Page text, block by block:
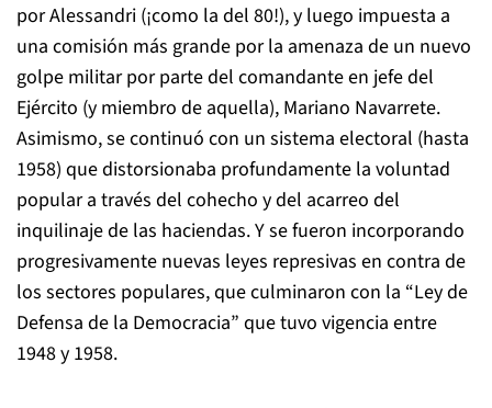
por Alessandri (¡como la del 80!), y luego impuesta a
una comisión más grande por la amenaza de un nuevo
golpe militar por parte del comandante en jefe del
Ejército (y miembro de aquella), Mariano Navarrete.
Asimismo, se continuó con un sistema electoral (hasta
1958) que distorsionaba profundamente la voluntad
popular a través del cohecho y del acarreo del
inquilinaje de las haciendas. Y se fueron incorporando
progresivamente nuevas leyes represivas en contra de
los sectores populares, que culminaron con la “Ley de
Defensa de la Democracia” que tuvo vigencia entre
1948 y 1958.